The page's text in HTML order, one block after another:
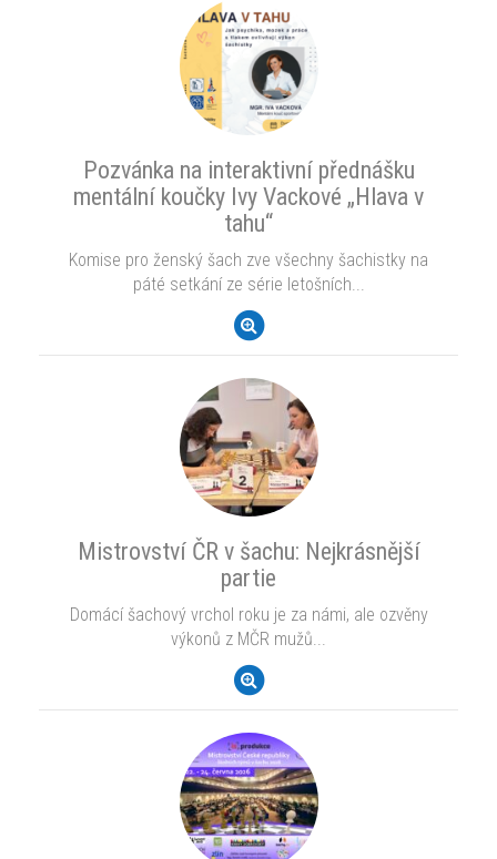
Pozvánka na interaktivní přednášku
mentální koučky Ivy Vackové „Hlava v
tahu“
Komise pro ženský šach zve všechny šachistky na
páté setkání ze série letošních...
Mistrovství ČR v šachu: Nejkrásnější
partie
Domácí šachový vrchol roku je za námi, ale ozvěny
výkonů z MČR mužů...